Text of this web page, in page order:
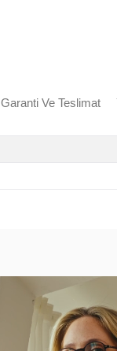
Garanti Ve Teslimat